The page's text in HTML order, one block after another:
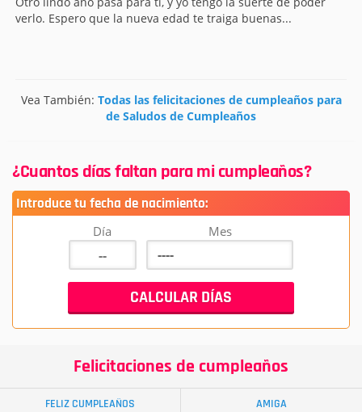
verlo. Espero que la nueva edad te traiga buenas...
Vea También: Todas las felicitaciones de cumpleaños para
de Saludos de Cumpleaños
¿Cuantos días faltan para mi cumpleaños?
Introduce tu fecha de nacimiento:
Día Mes
Felicitaciones de cumpleaños
FELIZ CUMPLEAÑOS AMIGA